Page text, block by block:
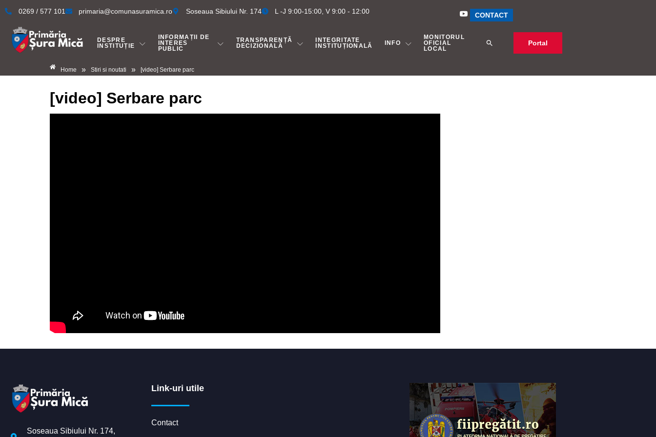
0269 / 577 101 primaria@comunasuramica.ro Soseaua Sibiului Nr. 174 L -J 9:00-15:00, V 9:00 - 12:00
CONTACT
DESPRE
INSTITUȚIE
INFORMAȚII DE
INTERES
PUBLIC
TRANSPARENȚĂ
DECIZIONALĂ
INTEGRITATE
INSTITUȚIONALĂ
INFO
MONITORUL
OFICIAL
LOCAL
Portal
Home » Stiri si noutati » [video] Serbare parc
[video] Serbare parc
Soseaua Sibiului Nr. 174,
Link-uri utile
Contact